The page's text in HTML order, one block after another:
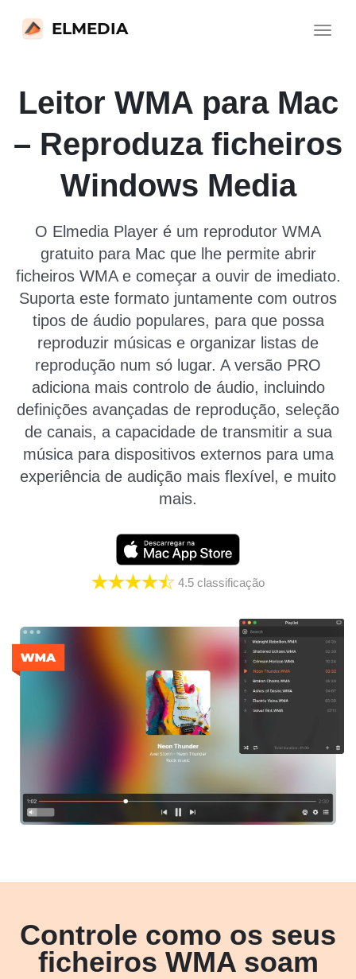
Toggle
ELMEDIA
Leitor WMA para Mac
– Reproduza ficheiros
Windows Media
O Elmedia Player é um reprodutor WMA
gratuito para Mac que lhe permite abrir
ficheiros WMA e começar a ouvir de imediato.
Suporta este formato juntamente com outros
tipos de áudio populares, para que possa
reproduzir músicas e organizar listas de
reprodução num só lugar. A versão PRO
adiciona mais controlo de áudio, incluindo
definições avançadas de reprodução, seleção
de canais, a capacidade de transmitir a sua
música para dispositivos externos para uma
experiência de audição mais flexível, e muito
mais.
4.5 classificação
Controle como os seus
ficheiros WMA soam